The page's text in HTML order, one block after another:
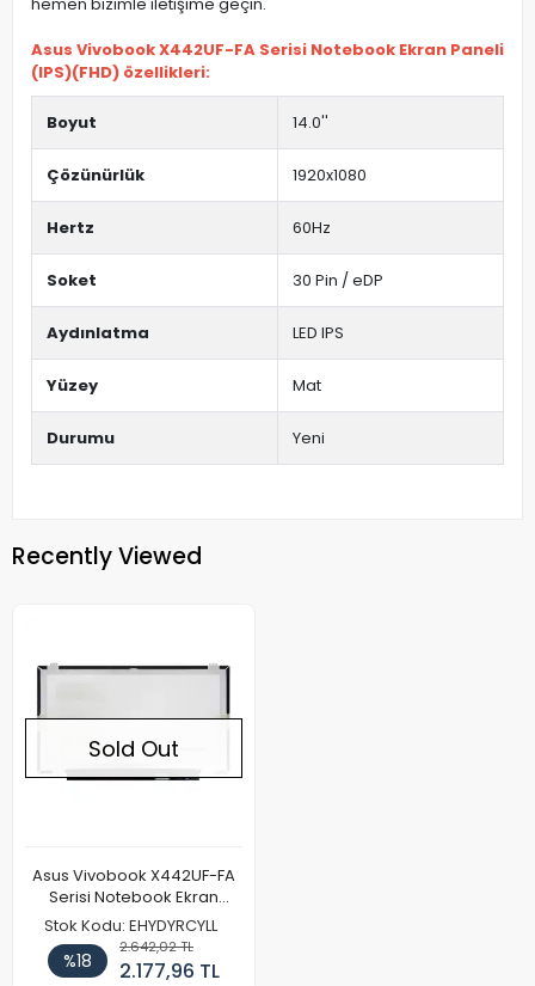
Asus Vivobook X442UF-FA Serisi Notebook Ekran Paneli
(IPS)(FHD) özellikleri:
Boyut 14.0''
Çözünürlük 1920x1080
Hertz 60Hz
Soket 30 Pin / eDP
Aydınlatma LED IPS
Yüzey Mat
Durumu Yeni
Recently Viewed
Sold Out
Asus Vivobook X442UF-FA
Serisi Notebook Ekran
Paneli (IPS)(FHD)
Stok Kodu: EHYDYRCYLL
%18
2.642,02 TL
2.177,96 TL